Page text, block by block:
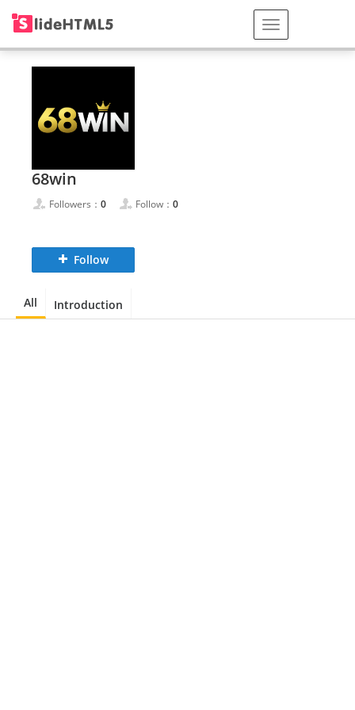
68win
Followers： 0 Follow： 0
Follow
All Introduction